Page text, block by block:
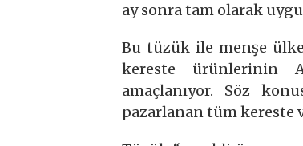
ay sonra tam olarak
Bu tüzük ile menşe
kereste ürünlerinin
amaçlanıyor. Söz
pazarlanan tüm kereste